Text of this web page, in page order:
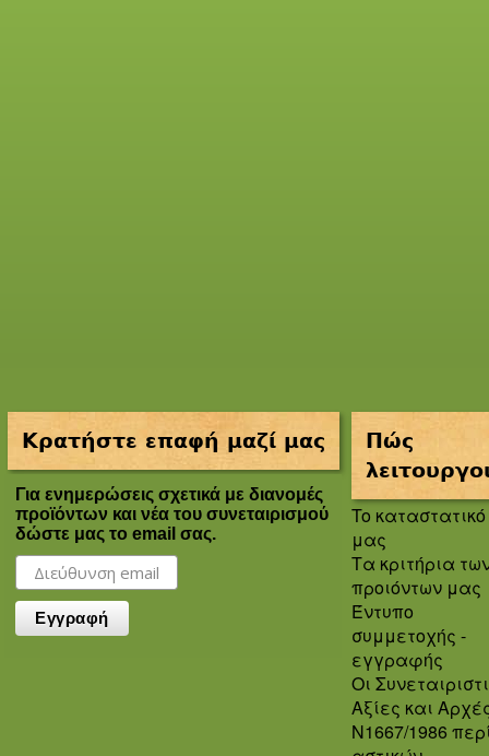
Κρατήστε επαφή μαζί μας
Για ενημερώσεις σχετικά με διανομές
προϊόντων και νέα του συνεταιρισμού
δώστε μας το email σας.
Πώς
To καταστατικό
μας
Τα κριτήρια
προιόντων μας
Έντυπο
συμμετοχής -
εγγραφής
Οι
Αξίες και
Ν1667/1986